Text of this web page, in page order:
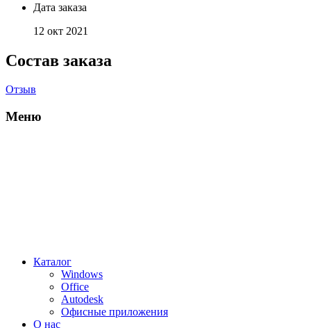
Дата заказа
12 окт 2021
Состав заказа
Отзыв
Меню
Каталог
Windows
Office
Autodesk
Офисные приложения
О нас